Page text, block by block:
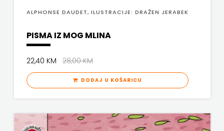
NARODNA
KNJIŽNICA
NAŠA
NAŠA
ALPHONSE DAUDET, ILUSTRACIJE: DRAŽEN JERABEK
PISMA IZ MOG MLINA
22,40 KM28,00 KM
DODAJ U KOŠARICU